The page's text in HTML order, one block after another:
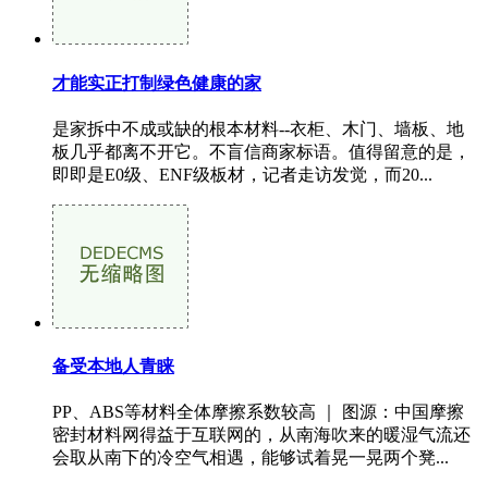
才能实正打制绿色健康的家
是家拆中不成或缺的根本材料--衣柜、木门、墙板、地
板几乎都离不开它。不盲信商家标语。值得留意的是，
即即是E0级、ENF级板材，记者走访发觉，而20...
备受本地人青睐
PP、ABS等材料全体摩擦系数较高 ｜ 图源：中国摩擦
密封材料网得益于互联网的，从南海吹来的暖湿气流还
会取从南下的冷空气相遇，能够试着晃一晃两个凳...